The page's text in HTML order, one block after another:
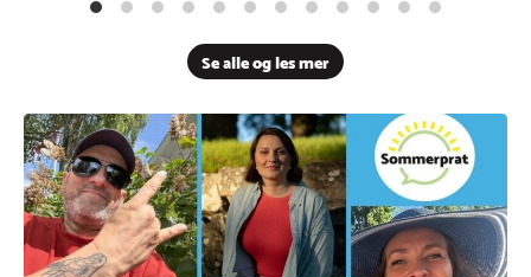
Se alle og les mer